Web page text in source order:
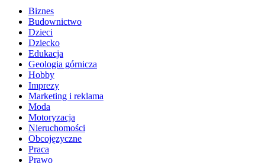
Biznes
Budownictwo
Dzieci
Dziecko
Edukacja
Geologia górnicza
Hobby
Imprezy
Marketing i reklama
Moda
Motoryzacja
Nieruchomości
Obcojęzyczne
Praca
Prawo